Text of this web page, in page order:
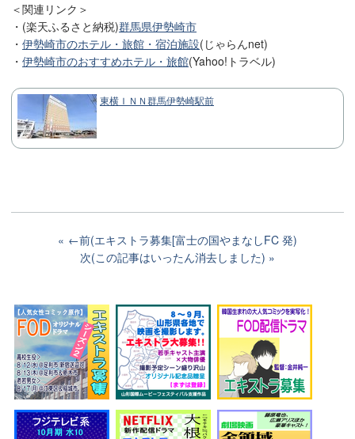
＜関連リンク＞
・(楽天ふるさと納税)群馬県伊勢崎市
・ 伊勢崎市のホテル・旅館・宿泊施設(じゃらんnet)
・ 伊勢崎市のおすすめホテル・旅館(Yahoo!トラベル)
東横ＩＮＮ群馬伊勢崎駅前
←前(エキストラ募集[富士の国やまなしFC 発)
次(この記事はいったん消去しました)